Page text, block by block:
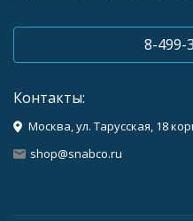
8-499-
Контакты:
Москва, ул. Тарусская, 18
shop@snabco.ru